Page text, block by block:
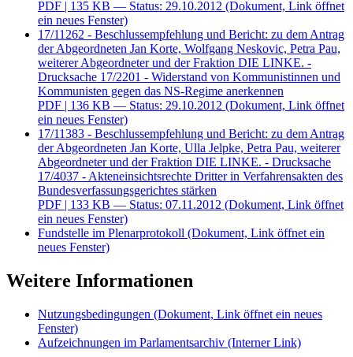
PDF | 135 KB — Status: 29.10.2012 (Dokument, Link öffnet
ein neues Fenster)
17/11262 - Beschlussempfehlung und Bericht: zu dem Antrag
der Abgeordneten Jan Korte, Wolfgang Neskovic, Petra Pau,
weiterer Abgeordneter und der Fraktion DIE LINKE. -
Drucksache 17/2201 - Widerstand von Kommunistinnen und
Kommunisten gegen das NS-Regime anerkennen
PDF | 136 KB — Status: 29.10.2012 (Dokument, Link öffnet
ein neues Fenster)
17/11383 - Beschlussempfehlung und Bericht: zu dem Antrag
der Abgeordneten Jan Korte, Ulla Jelpke, Petra Pau, weiterer
Abgeordneter und der Fraktion DIE LINKE. - Drucksache
17/4037 - Akteneinsichtsrechte Dritter in Verfahrensakten des
Bundesverfassungsgerichtes stärken
PDF | 133 KB — Status: 07.11.2012 (Dokument, Link öffnet
ein neues Fenster)
Fundstelle im Plenarprotokoll (Dokument, Link öffnet ein
neues Fenster)
Weitere Informationen
Nutzungsbedingungen (Dokument, Link öffnet ein neues
Fenster)
Aufzeichnungen im Parlamentsarchiv (Interner Link)